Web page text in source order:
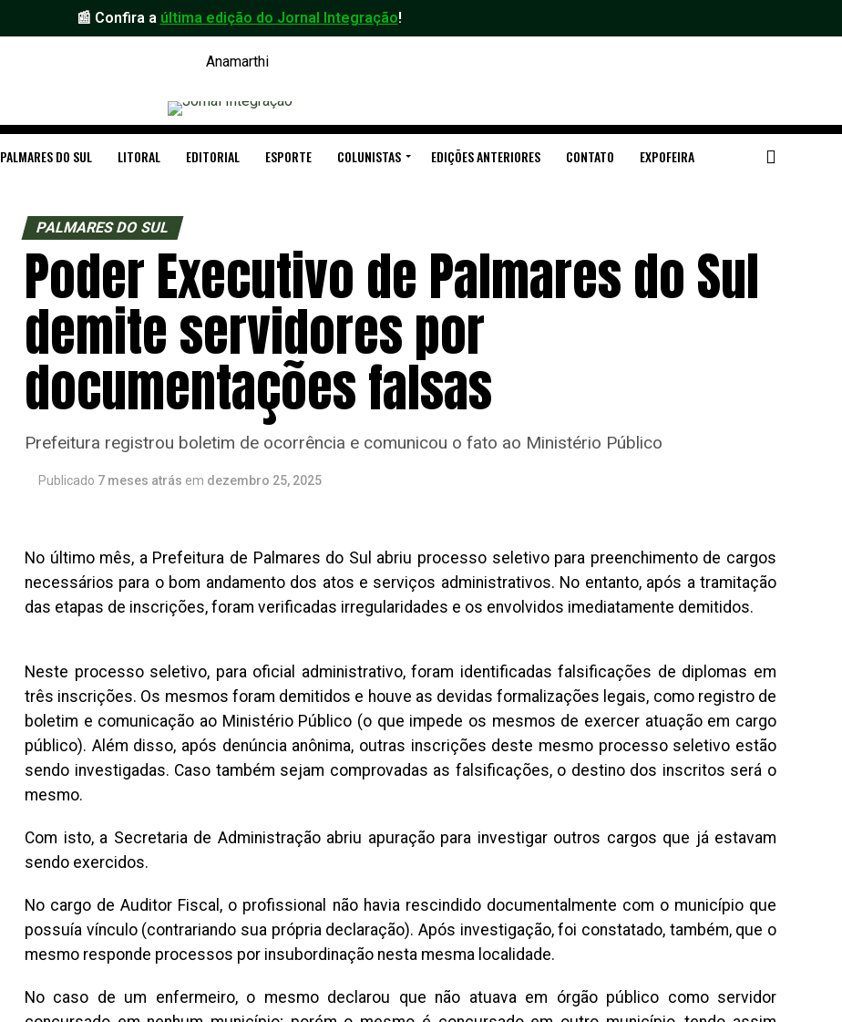
📰 Confira a última edição do Jornal Integração!
PALMARES DO SUL LITORAL EDITORIAL ESPORTE COLUNISTAS EDIÇÕES ANTERIORES CONTATO EXPOFEIRA
PALMARES DO SUL
Poder Executivo de Palmares do Sul
demite servidores por
documentações falsas
Prefeitura registrou boletim de ocorrência e comunicou o fato ao Ministério Público
Publicado 7 meses atrás em dezembro 25, 2025
No último mês, a Prefeitura de Palmares do Sul abriu processo seletivo para preenchimento de cargos
necessários para o bom andamento dos atos e serviços administrativos. No entanto, após a tramitação
das etapas de inscrições, foram verificadas irregularidades e os envolvidos imediatamente demitidos.
Neste processo seletivo, para oficial administrativo, foram identificadas falsificações de diplomas em
três inscrições. Os mesmos foram demitidos e houve as devidas formalizações legais, como registro de
boletim e comunicação ao Ministério Público (o que impede os mesmos de exercer atuação em cargo
público). Além disso, após denúncia anônima, outras inscrições deste mesmo processo seletivo estão
sendo investigadas. Caso também sejam comprovadas as falsificações, o destino dos inscritos será o
mesmo.
Com isto, a Secretaria de Administração abriu apuração para investigar outros cargos que já estavam
sendo exercidos.
No cargo de Auditor Fiscal, o profissional não havia rescindido documentalmente com o município que
possuía vínculo (contrariando sua própria declaração). Após investigação, foi constatado, também, que o
mesmo responde processos por insubordinação nesta mesma localidade.
No caso de um enfermeiro, o mesmo declarou que não atuava em órgão público como servidor